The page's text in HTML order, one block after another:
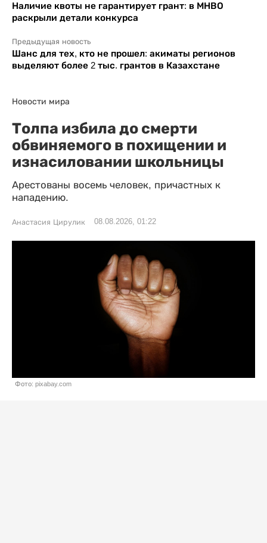
Наличие квоты не гарантирует грант: в МНВО
раскрыли детали конкурса
Предыдущая новость
Шанс для тех, кто не прошел: акиматы регионов
выделяют более 2 тыс. грантов в Казахстане
Новости мира
Толпа избила до смерти
обвиняемого в похищении и
изнасиловании школьницы
Арестованы восемь человек, причастных к
нападению.
Анастасия Цирулик 08.08.2026, 01:22
Фото: pixabay.com